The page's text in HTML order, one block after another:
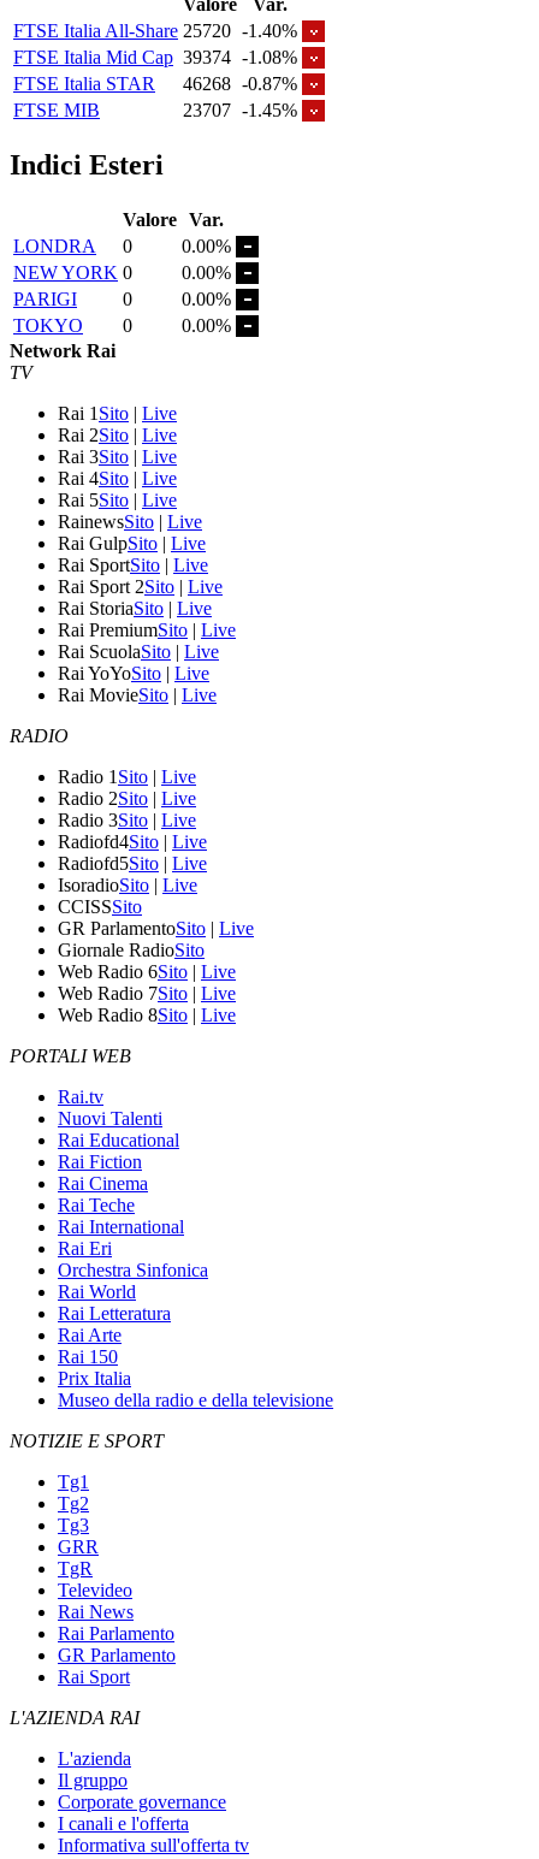
Valore
Var.
FTSE Italia All-Share 25720 -1.40%
FTSE Italia Mid Cap 39374 -1.08%
FTSE Italia STAR
46268 -0.87%
FTSE MIB
23707 -1.45%
Indici Esteri
Valore Var.
LONDRA
0
0.00%
NEW YORK 0
0.00%
PARIGI
0
0.00%
TOKYO
0
0.00%
Network Rai
TV
Rai 1 Sito | Live
Rai 2Sito | Live
Rai 3Sito | Live
Rai 4Sito | Live
Rai 5Sito | Live
RainewsSito | Live
Rai GulpSito | Live
Rai SportSito | Live
Rai Sport 2Sito | Live
Rai StoriaSito | Live
Rai PremiumSito | Live
Rai ScuolaSito | Live
Rai YoYoSito | Live
Rai MovieSito | Live
RADIO
Radio 1 Sito | Live
Radio 2Sito | Live
Radio 3Sito | Live
Radiofd4Sito | Live
Radiofd5Sito | Live
IsoradioSito | Live
CCISSSito
GR ParlamentoSito | Live
Giornale RadioSito
Web Radio 6Sito | Live
Web Radio 7Sito | Live
Web Radio 8Sito | Live
PORTALI WEB
Rai.tv
Nuovi Talenti
Rai Educational
Rai Fiction
Rai Cinema
Rai Teche
Rai International
Rai Eri
Orchestra Sinfonica
Rai World
Rai Letteratura
Rai Arte
Rai 150
Prix Italia
Museo della radio e della televisione
NOTIZIE E SPORT
Tg1
Tg2
Tg3
GRR
TgR
Televideo
Rai News
Rai Parlamento
GR Parlamento
Rai Sport
L'AZIENDA RAI
L'azienda
Il gruppo
Corporate governance
I canali e l'offerta
Informativa sull'offerta tv